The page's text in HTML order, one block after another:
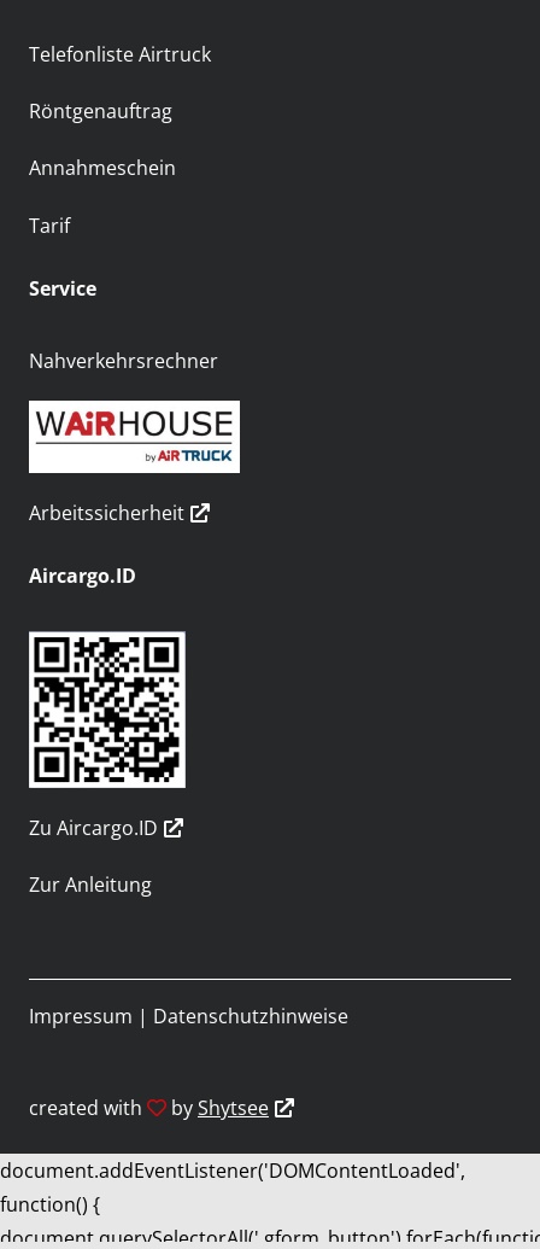
Telefonliste Airtruck
Röntgenauftrag
Annahmeschein
Tarif
Service
Nahverkehrsrechner
Arbeitssicherheit
Aircargo.ID
Zu Aircargo.ID
Zur Anleitung
created with byShytsee
Impressum | Datenschutzhinweise
document.addEventListener('DOMContentLoaded',
function() {